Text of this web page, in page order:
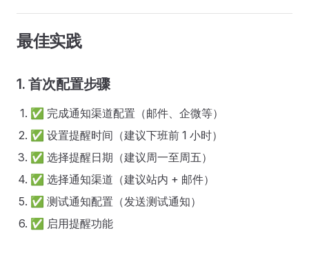
最佳实践
1. 首次配置步骤
✅ 完成通知渠道配置（邮件、企微等）
✅ 设置提醒时间（建议下班前 1 小时）
✅ 选择提醒日期（建议周一至周五）
✅ 选择通知渠道（建议站内 + 邮件）
✅ 测试通知配置（发送测试通知）
✅ 启用提醒功能